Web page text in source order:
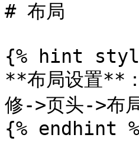
# 布局
{% hint
**布局设置**
修->页头->布
{% endhint